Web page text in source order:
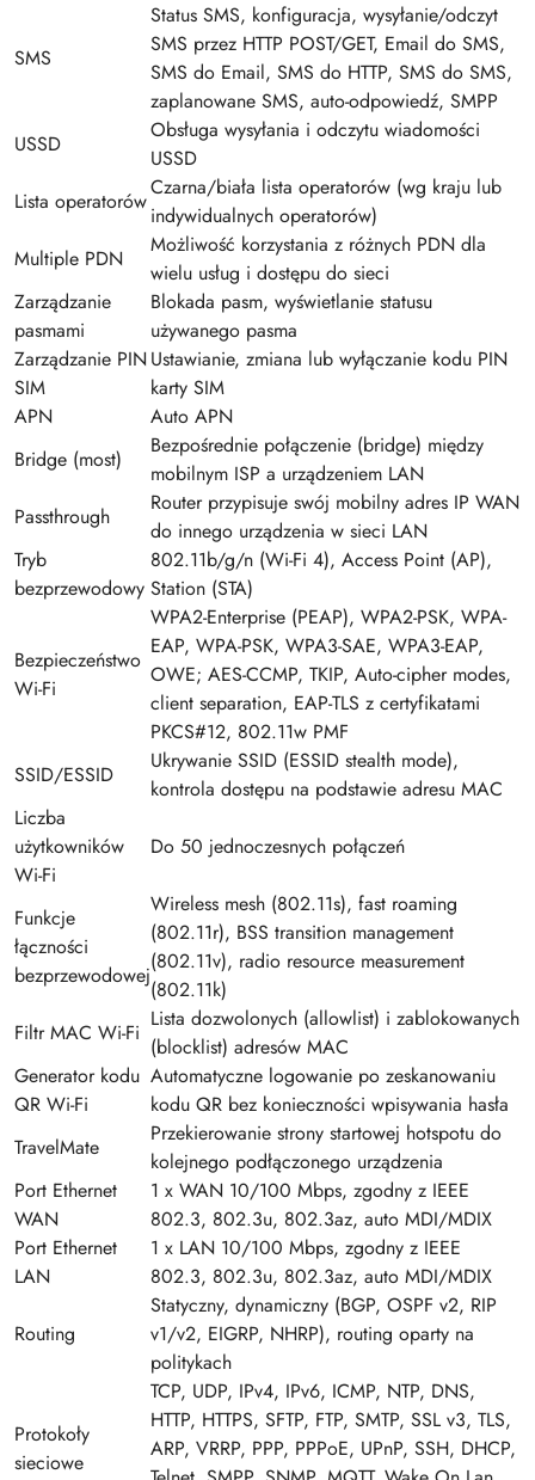
SMS
Status SMS, konfiguracja, wysyłanie/odczyt
SMS przez HTTP POST/GET, Email do SMS,
SMS do Email, SMS do HTTP, SMS do SMS,
zaplanowane SMS, auto-odpowiedź, SMPP
USSD
Obsługa wysyłania i odczytu wiadomości
USSD
Lista operatorów
Czarna/biała lista operatorów (wg kraju lub
indywidualnych operatorów)
Multiple PDN
Możliwość korzystania z różnych PDN dla
wielu usług i dostępu do sieci
Zarządzanie
pasmami
Blokada pasm, wyświetlanie statusu
używanego pasma
Zarządzanie PIN
SIM
Ustawianie, zmiana lub wyłączanie kodu PIN
karty SIM
APN
Auto APN
Bridge (most)
Bezpośrednie połączenie (bridge) między
mobilnym ISP a urządzeniem LAN
Passthrough
Router przypisuje swój mobilny adres IP WAN
do innego urządzenia w sieci LAN
Tryb
bezprzewodowy
802.11b/g/n (Wi-Fi 4), Access Point (AP),
Station (STA)
Bezpieczeństwo
Wi-Fi
WPA2-Enterprise (PEAP), WPA2-PSK, WPA-
EAP, WPA-PSK, WPA3-SAE, WPA3-EAP,
OWE; AES-CCMP, TKIP, Auto-cipher modes,
client separation, EAP-TLS z certyfikatami
PKCS#12, 802.11w PMF
SSID/ESSID
Ukrywanie SSID (ESSID stealth mode),
kontrola dostępu na podstawie adresu MAC
Liczba
użytkowników
Wi-Fi
Do 50 jednoczesnych połączeń
Funkcje
łączności
bezprzewodowej
Wireless mesh (802.11s), fast roaming
(802.11r), BSS transition management
(802.11v), radio resource measurement
(802.11k)
Filtr MAC Wi-Fi
Lista dozwolonych (allowlist) i zablokowanych
(blocklist) adresów MAC
Generator kodu
QR Wi-Fi
Automatyczne logowanie po zeskanowaniu
kodu QR bez konieczności wpisywania hasła
TravelMate
Przekierowanie strony startowej hotspotu do
kolejnego podłączonego urządzenia
Port Ethernet
WAN
1 x WAN 10/100 Mbps, zgodny z IEEE
802.3, 802.3u, 802.3az, auto MDI/MDIX
Port Ethernet
LAN
1 x LAN 10/100 Mbps, zgodny z IEEE
802.3, 802.3u, 802.3az, auto MDI/MDIX
Routing
Statyczny, dynamiczny (BGP, OSPF v2, RIP
v1/v2, EIGRP, NHRP), routing oparty na
politykach
Protokoły
sieciowe
TCP, UDP, IPv4, IPv6, ICMP, NTP, DNS,
HTTP, HTTPS, SFTP, FTP, SMTP, SSL v3, TLS,
ARP, VRRP, PPP, PPPoE, UPnP, SSH, DHCP,